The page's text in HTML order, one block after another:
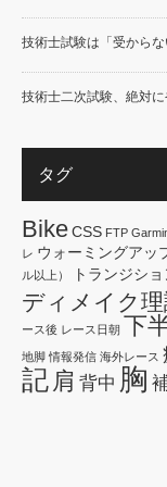
技術士試験は「受から
技術士二次試験、絶対
タグ
BikeCSS FTP
レ ウォーミングアッ
ル以上）
トランジショ
ディメイク理
ース後 レース日朝 下
地脚 情報発信 海外レース
記 肩 背中 胸